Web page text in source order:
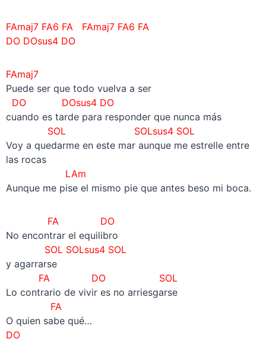
FAmaj7 FA6 FA FAmaj7 FA6 FA
DO DOsus4 DO
FAmaj7
Puede ser que todo vuelva a ser
DO DOsus4 DO
cuando es tarde para responder que nunca más
SOL
SOLsus4 SOL
Voy a quedarme en este mar aunque me estrelle entre
las rocas
LAm
Aunque me pise el mismo pie que antes beso mi boca.
FA DO
No encontrar el equilibro
SOL SOLsus4 SOL
y agarrarse
FA DO SOL
Lo contrario de vivir es no arriesgarse
FA
O quien sabe qué…
DO